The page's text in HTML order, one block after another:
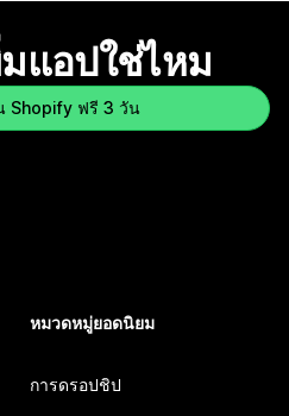
แอปใช่ไหม
Shopify ฟรี 3 วัน
หมวดหมู่ยอดนิยม
การดรอปชิป